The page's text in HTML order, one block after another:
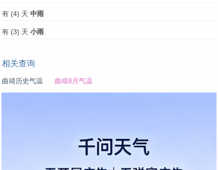
有 (4) 天 中雨
有 (3) 天 小雨
相关查询
曲靖历史气温 曲靖8月气温